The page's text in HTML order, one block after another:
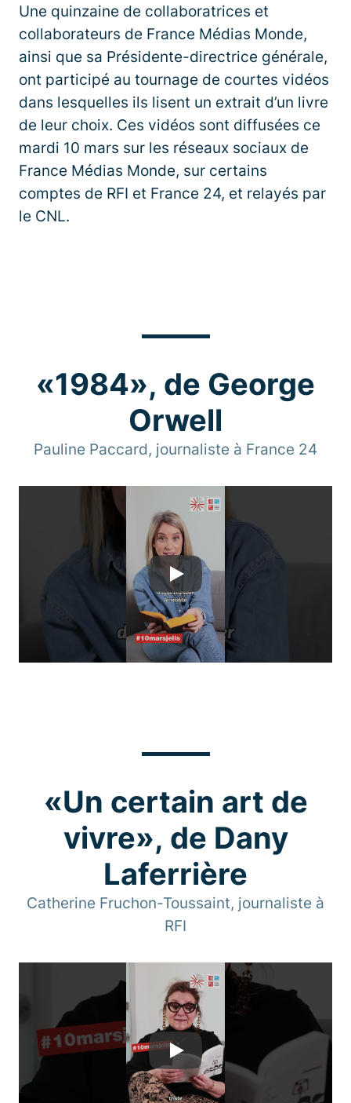
Une quinzaine de collaboratrices et
collaborateurs de France Médias Monde,
ainsi que sa Présidente-directrice générale,
ont participé au tournage de courtes vidéos
dans lesquelles ils lisent un extrait d’un livre
de leur choix. Ces vidéos sont diffusées ce
mardi 10 mars sur les réseaux sociaux de
France Médias Monde, sur certains
comptes de RFI et France 24, et relayés par
le CNL.
«1984», de George
Orwell
Pauline Paccard, journaliste à France 24
Play
«Un certain art de
vivre», de Dany
Laferrière
Catherine Fruchon-Toussaint, journaliste à
RFI
Play